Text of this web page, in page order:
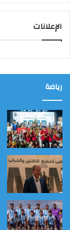
الإعلانات
رياضة